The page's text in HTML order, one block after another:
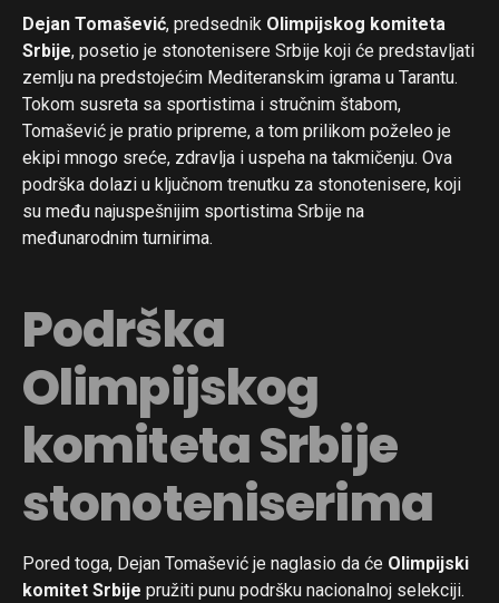
Dejan Tomašević, predsednik Olimpijskog komiteta
Srbije, posetio je stonotenisere Srbije koji će predstavljati
zemlju na predstojećim Mediteranskim igrama u Tarantu.
Tokom susreta sa sportistima i stručnim štabom,
Tomašević je pratio pripreme, a tom prilikom poželeo je
ekipi mnogo sreće, zdravlja i uspeha na takmičenju. Ova
podrška dolazi u ključnom trenutku za stonotenisere, koji
su među najuspešnijim sportistima Srbije na
međunarodnim turnirima.
Podrška
Olimpijskog
komiteta Srbije
stonoteniserima
Pored toga, Dejan Tomašević je naglasio da će Olimpijski
komitet Srbije pružiti punu podršku nacionalnoj selekciji.